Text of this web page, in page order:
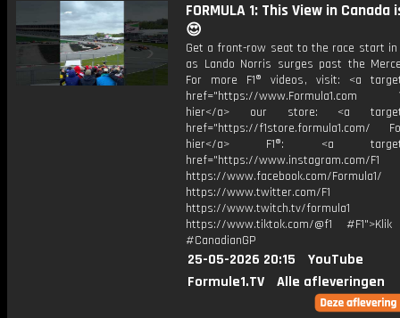
FORMULA 1: This View in Canada
😍
Get a front-row seat to the race start in
as Lando Norris surges past the
For more F1® videos, visit: <a
href="https://www.Formula1.com
hier</a> our store: <a
href="https://f1store.formula1.com/
hier</a> F1®: <a
href="https://www.instagram.com/F1
https://www.facebook.com/Formula1/
https://www.twitter.com/F1
https://www.twitch.tv/formula1
https://www.tiktok.com/@f1
#CanadianGP
25-05-2026 20:15
YouTube
Formule1.TV
Alle afleveringen